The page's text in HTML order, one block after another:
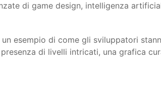
di game design, intelligenza
un esempio di come gli sviluppatori
di livelli intricati, una grafica